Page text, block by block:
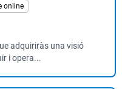
online
adquiriràs una visió
i opera...